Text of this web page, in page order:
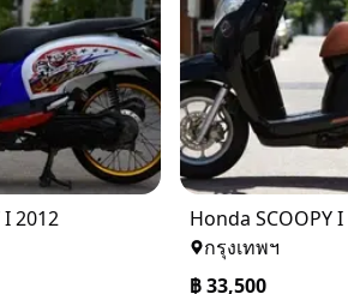
I 2012
กรุงเทพฯ
฿33,500